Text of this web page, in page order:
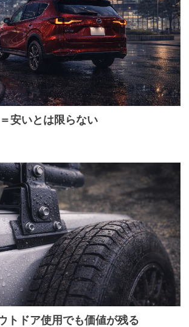
安いとは限らない
トドア使用でも価値が残る